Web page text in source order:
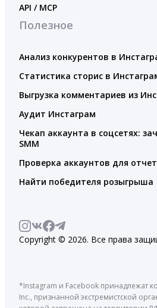
API / MCP
Полезное
Анализ конкурентов в
Статистика сторис в
Выгрузка комментариев из
Аудит Инстаграм
Чекап аккаунта в соцсетях:
SMM
Проверка аккаунтов для
Найти победителя розыгрыша
Copyright © 2026. Все права
*Instagram и Facebook принадлежат
Inc., признанной экстремистской